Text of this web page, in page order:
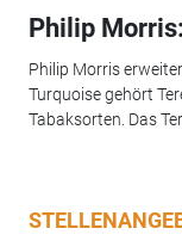
Philip
Philip Morris
Turquoise gehört
Tabaksorten. Das